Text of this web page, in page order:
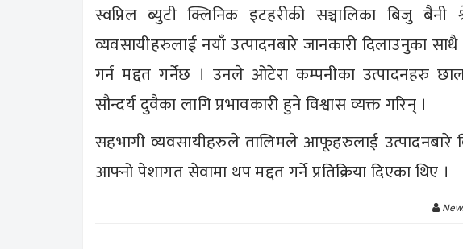
स्वप्निल ब्युटी क्लिनिक इटहरीकी सञ्चालिका बिजु बैनी
व्यवसायीहरुलाई नयाँ उत्पादनबारे जानकारी दिलाउनुका
गर्न मद्दत गर्नेछ । उनले ओटेरा कम्पनीका उत्पादनहरु
सौन्दर्य दुवैका लागि प्रभावकारी हुने विश्वास व्यक्त गरिन् ।
सहभागी व्यवसायीहरुले तालिमले आफूहरुलाई उत्पादनबारे
आफ्नो पेशागत सेवामा थप मद्दत गर्ने प्रतिक्रिया दिएका थिए ।